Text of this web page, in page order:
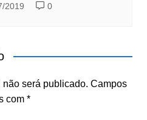
2019 0
será publicado. Campos
com *